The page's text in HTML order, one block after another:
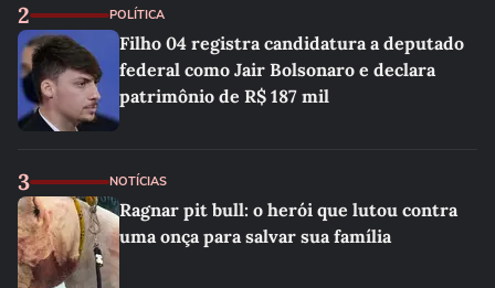
2 POLÍTICA
Filho 04 registra candidatura a deputado
federal como Jair Bolsonaro e declara
patrimônio de R$ 187 mil
3 NOTÍCIAS
Ragnar pit bull: o herói que lutou contra
uma onça para salvar sua família